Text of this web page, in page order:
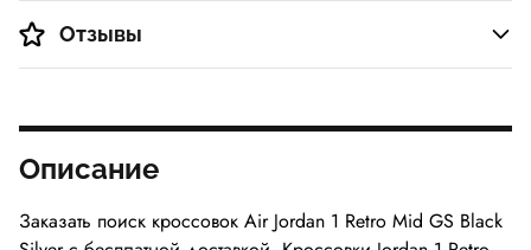
Отзывы
Описание
Заказать поиск кроссовок Air Jordan 1 Retro Mid GS Black